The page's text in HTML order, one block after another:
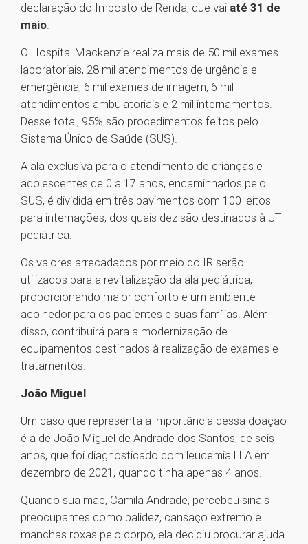
declaração do Imposto de Renda, que vai até 31 de
maio.
O Hospital Mackenzie realiza mais de 50 mil exames
laboratoriais, 28 mil atendimentos de urgência e
emergência, 6 mil exames de imagem, 6 mil
atendimentos ambulatoriais e 2 mil internamentos.
Desse total, 95% são procedimentos feitos pelo
Sistema Único de Saúde (SUS).
A ala exclusiva para o atendimento de crianças e
adolescentes de 0 a 17 anos, encaminhados pelo
SUS, é dividida em três pavimentos com 100 leitos
para internações, dos quais dez são destinados à UTI
pediátrica.
Os valores arrecadados por meio do IR serão
utilizados para a revitalização da ala pediátrica,
proporcionando maior conforto e um ambiente
acolhedor para os pacientes e suas famílias. Além
disso, contribuirá para a modernização de
equipamentos destinados à realização de exames e
tratamentos.
João Miguel
Um caso que representa a importância dessa doação
é a de João Miguel de Andrade dos Santos, de seis
anos, que foi diagnosticado com leucemia LLA em
dezembro de 2021, quando tinha apenas 4 anos.
Quando sua mãe, Camila Andrade, percebeu sinais
preocupantes como palidez, cansaço extremo e
manchas roxas pelo corpo, ela decidiu procurar ajuda